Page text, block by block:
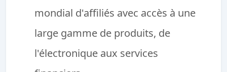
mondial d'affiliés avec accès à une
large gamme de produits, de
l'électronique aux services